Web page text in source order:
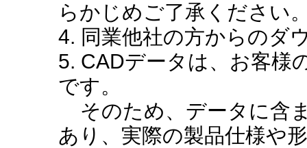
らかじめご了承ください
4. 同業他社の方からのダ
5. CADデータは、お客様
です。
そのため、データに含
あり、実際の製品仕様や